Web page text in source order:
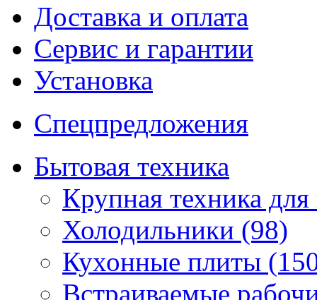
Доставка и оплата
Сервис и гарантии
Установка
Спецпредложения
Бытовая техника
Крупная техника
Холодильники (98)
Кухонные плиты
Встраиваемые